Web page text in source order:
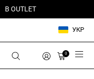
В OUTLET
УКР
0